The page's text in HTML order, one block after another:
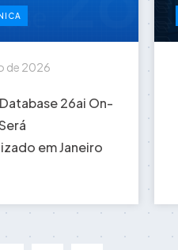
de 2026
26ai On-
em Janeiro